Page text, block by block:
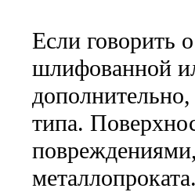
Если говорить
шлифованной
типа.